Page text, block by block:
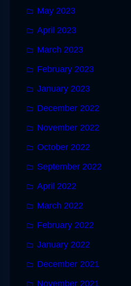
May 2023
April 2023
March 2023
February 2023
January 2023
December 2022
November 2022
October 2022
September 2022
April 2022
March 2022
February 2022
January 2022
December 2021
November 2021